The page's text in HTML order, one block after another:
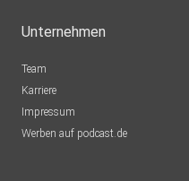
Unternehmen
Team
Karriere
Impressum
Werben auf podcast.de